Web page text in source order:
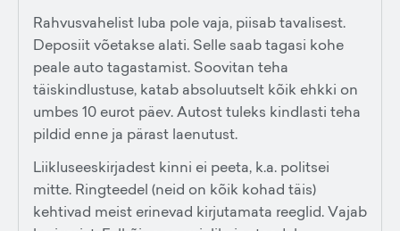
Rahvusvahelist luba pole vaja, piisab tavalisest.
Deposiit võetakse alati. Selle saab tagasi kohe
peale auto tagastamist. Soovitan teha
täiskindlustuse, katab absoluutselt kõik ehkki on
umbes 10 eurot päev. Autost tuleks kindlasti teha
pildid enne ja pärast laenutust.
Liikluseeskirjadest kinni ei peeta, k.a. politsei
mitte. Ringteedel (neid on kõik kohad täis)
kehtivad meist erinevad kirjutamata reeglid. Vajab